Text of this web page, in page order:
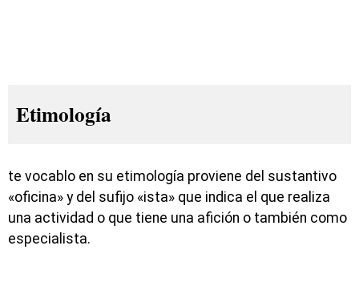
Etimología
te vocablo en su etimología proviene del sustantivo
«oficina» y del sufijo «ista» que indica el que realiza
una actividad o que tiene una afición o también como
especialista.